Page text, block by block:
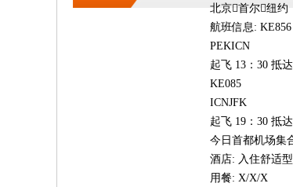
北京首尔纽约
航班信息: KE856
PEKICN
起飞 13：30 抵
KE085
ICNJFK
起飞 19：30 抵
今日首都机场集
酒店: 入住舒适
用餐: X/X/X